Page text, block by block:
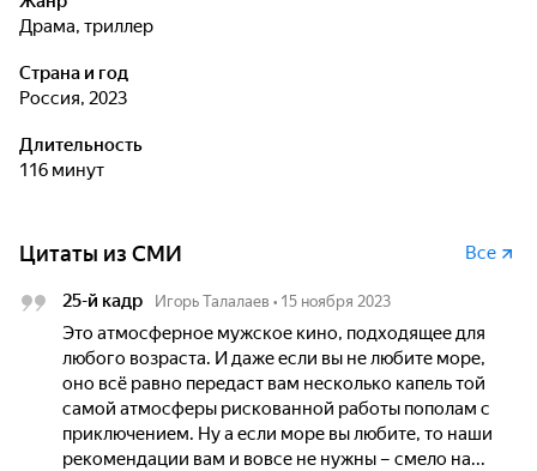
драма, триллер
Страна и год
Россия, 2023
Длительность
116 минут
Цитаты из СМИ Все
25-й кадр Игорь Талалаев • 15 ноября 2023
Это атмосферное мужское кино, подходящее для
любого возраста. И даже если вы не любите море,
оно всё равно передаст вам несколько капель той
самой атмосферы рискованной работы пополам с
приключением. Ну а если море вы любите, то наши
рекомендации вам и вовсе не нужны – смело на...